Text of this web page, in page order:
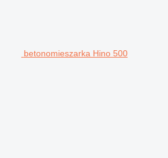
betonomieszarka Hino 500